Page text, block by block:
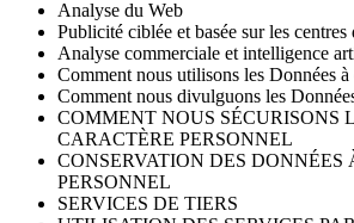
Analyse du Web
Publicité ciblée et basée sur les centres
Analyse commerciale et intelligence
Comment nous utilisons les Données à
Comment nous divulguons les
COMMENT NOUS SÉCURISONS
CARACTÈRE PERSONNEL
CONSERVATION DES DONNÉES
PERSONNEL
SERVICES DE TIERS